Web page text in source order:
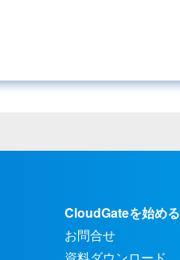
CloudGateを始める
お問合せ